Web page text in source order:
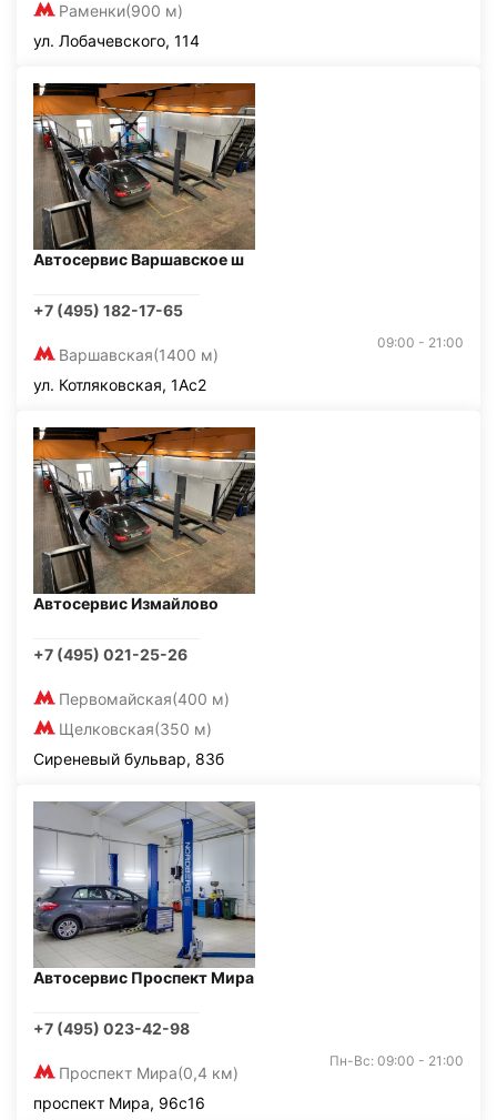
Раменки(900 м)
ул. Лобачевского, 114
Автосервис Варшавское ш
+7 (495) 182-17-65
Варшавская(1400 м)
09:00 - 21:00
ул. Котляковская, 1Ас2
Автосервис Измайлово
+7 (495) 021-25-26
Первомайская(400 м)
Щелковская(350 м)
Сиреневый бульвар, 83б
Автосервис Проспект Мира
+7 (495) 023-42-98
Проспект Мира(0,4 км)
Пн-Вс: 09:00 - 21:00
проспект Мира, 96с16